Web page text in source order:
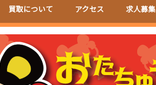
買取について アクセス 求人募集